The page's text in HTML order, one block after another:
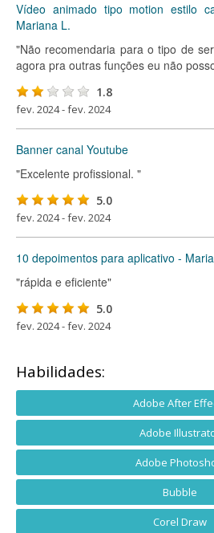
Vídeo animado tipo motion estilo
Mariana L.
"Não recomendaria para o tipo de
agora pra outras funções eu não
1.8
fev. 2024 - fev. 2024
Banner canal Youtube
"Excelente profissional. "
5.0
fev. 2024 - fev. 2024
10 depoimentos para aplicativo -
"rápida e eficiente"
5.0
fev. 2024 - fev. 2024
Habilidades:
Adobe After
Adobe
Adobe
Bubble
Corel Draw